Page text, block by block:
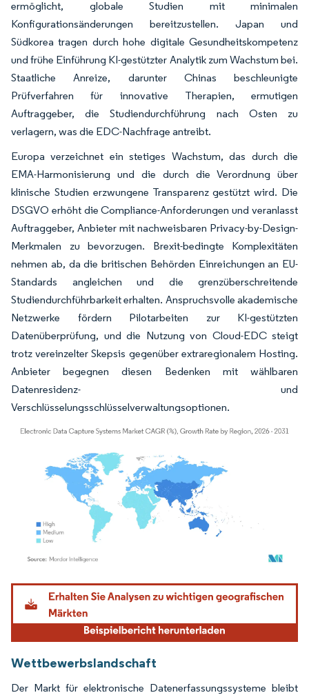
ermöglicht, globale Studien mit minimalen
Konfigurationsänderungen bereitzustellen. Japan und
Südkorea tragen durch hohe digitale Gesundheitskompetenz
und frühe Einführung KI-gestützter Analytik zum Wachstum bei.
Staatliche Anreize, darunter Chinas beschleunigte
Prüfverfahren für innovative Therapien, ermutigen
Auftraggeber, die Studiendurchführung nach Osten zu
verlagern, was die EDC-Nachfrage antreibt.
Europa verzeichnet ein stetiges Wachstum, das durch die
EMA-Harmonisierung und die durch die Verordnung über
klinische Studien erzwungene Transparenz gestützt wird. Die
DSGVO erhöht die Compliance-Anforderungen und veranlasst
Auftraggeber, Anbieter mit nachweisbaren Privacy-by-Design-
Merkmalen zu bevorzugen. Brexit-bedingte Komplexitäten
nehmen ab, da die britischen Behörden Einreichungen an EU-
Standards angleichen und die grenzüberschreitende
Studiendurchführbarkeit erhalten. Anspruchsvolle akademische
Netzwerke fördern Pilotarbeiten zur KI-gestützten
Datenüberprüfung, und die Nutzung von Cloud-EDC steigt
trotz vereinzelter Skepsis gegenüber extraregionalem Hosting.
Anbieter begegnen diesen Bedenken mit wählbaren
Datenresidenz- und
Verschlüsselungsschlüsselverwaltungsoptionen.
Bild © Mordor Intelligence. Wiederverwendung erfordert Namensnennung gemäß
Wettbewerbslandschaft
Der Markt für elektronische Datenerfassungssysteme bleibt